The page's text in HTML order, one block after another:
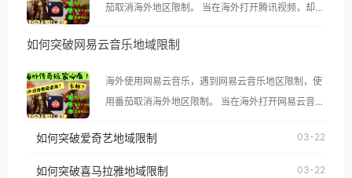
茄取消海外地区限制。 当在海外打开腾讯视频，却突
示语。 海外用户如香港、澳门、台湾、美国、加拿
像其他音乐平台一样，出现地区及版权限制问题，且
仅能在中国大陆地区播放。 遇到这个问题的朋友们，
台湾、美国、加拿大、澳大利亚、欧洲等国家和地区
如何突破网易云音乐地域限制
海外使用网易云音乐，遇到网易云音乐地区限制，使
用番茄取消海外地区限制。 当在海外打开网易云音
播放”的提示语。 海外用户如香港、澳门、台湾、美
如何突破爱奇艺地域限制 03-22
如何突破喜马拉雅地域限制 03-22